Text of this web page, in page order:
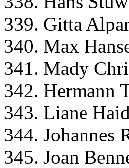
339. Gitta
340. Max
341. Mady
342. Hermann
343. Liane Haid
344. Johannes
345. Joan